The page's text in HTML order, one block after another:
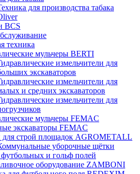
для производства табака
BCS
техника
мульчеры BERTI
измельчители для
экскаваторов
измельчители для
и средних экскаваторов
измельчители для
мульчеры FEMAC
экскаваторы FEMAC
строй площадок AGROMETALL
уборочные щётки
и гольф полей
оборудование ZAMBONI